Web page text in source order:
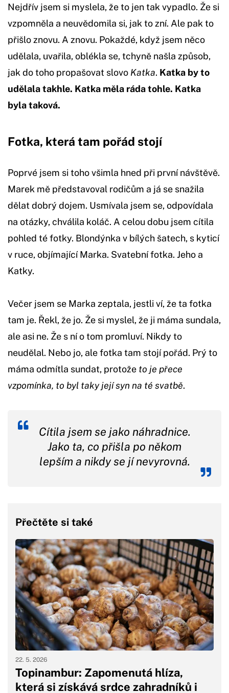
Nejdřív jsem si myslela, že to jen tak vypadlo. Že si
vzpomněla a neuvědomila si, jak to zní. Ale pak to
přišlo znovu. A znovu. Pokaždé, když jsem něco
udělala, uvařila, oblékla se, tchyně našla způsob,
jak do toho propašovat slovo Katka. Katka by to
udělala takhle. Katka měla ráda tohle. Katka
byla taková.
Fotka, která tam pořád stojí
Poprvé jsem si toho všimla hned při první návštěvě.
Marek mě představoval rodičům a já se snažila
dělat dobrý dojem. Usmívala jsem se, odpovídala
na otázky, chválila koláč. A celou dobu jsem cítila
pohled té fotky. Blondýnka v bílých šatech, s kyticí
v ruce, objímající Marka. Svatební fotka. Jeho a
Katky.
Večer jsem se Marka zeptala, jestli ví, že ta fotka
tam je. Řekl, že jo. Že si myslel, že ji máma sundala,
ale asi ne. Že s ní o tom promluví. Nikdy to
neudělal. Nebo jo, ale fotka tam stojí pořád. Prý to
máma odmítla sundat, protože to je přece
vzpomínka, to byl taky její syn na té svatbě.
Cítila jsem se jako náhradnice.
Jako ta, co přišla po někom
lepším a nikdy se jí nevyrovná.
Přečtěte si také
Topinambur: Zapomenutá hlíza,
která si získává srdce zahradníků i
22. 5. 2026